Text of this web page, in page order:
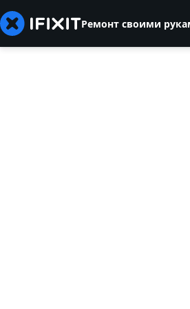
Ремонт своими